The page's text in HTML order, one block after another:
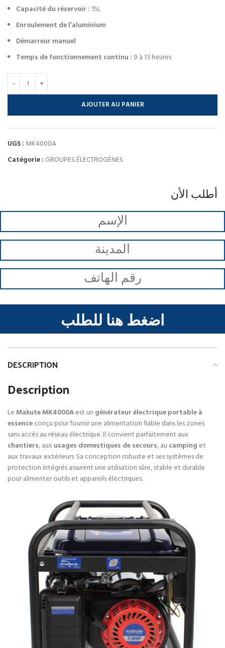
Capacité du réservoir : 15L
Enroulement de l’aluminium
Démarreur manuel
Temps de fonctionnement continu : 9 à 13 heures
AJOUTER AU PANIER
UGS : MK4000A
Catégorie : GROUPES ÉLECTROGÈNES
أطلب الأن
اضغط هنا للطلب
DESCRIPTION
Description
Le Makute MK4000Aest un générateur électrique portable à
essenceconçu pour fournir une alimentation fiable dans les zones
sans accès au réseau électrique. Il convient parfaitement aux
chantiers, aux usages domestiques de secours, au camping et
aux travaux extérieurs. Sa conception robuste et ses systèmes de
protection intégrés assurent une utilisation sûre, stable et durable
pour alimenter outils et appareils électriques.